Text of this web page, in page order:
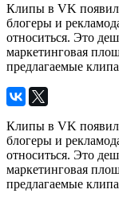
Клипы в VK
блогеры и
относиться. Это
маркетинговая
предлагаемые
Клипы в VK
блогеры и
относиться. Это
маркетинговая
предлагаемые